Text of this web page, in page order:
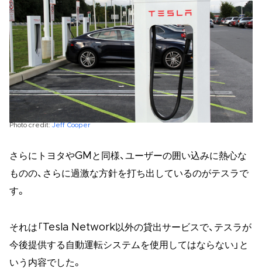
Photo credit: Jeff Cooper
さらにトヨタやGMと同様、ユーザーの囲い込みに熱心な
ものの、さらに過激な方針を打ち出しているのがテスラで
す。
それは「Tesla Network以外の貸出サービスで、テスラが
今後提供する自動運転システムを使用してはならない」と
いう内容でした。